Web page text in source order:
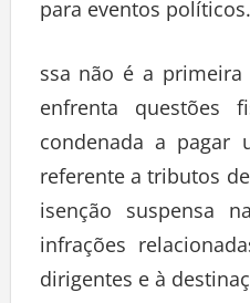
para eventos políticos.
ssa não é a primeira
enfrenta questões
condenada a pagar
referente a tributos
isenção suspensa
infrações
dirigentes e à